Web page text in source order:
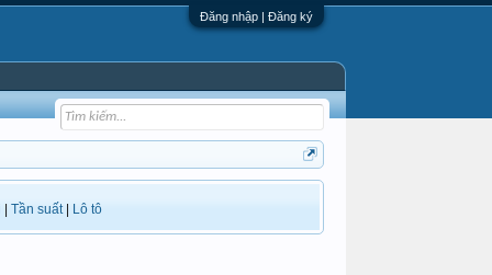
Đăng nhập | Đăng ký
Tần suất| Lô tô